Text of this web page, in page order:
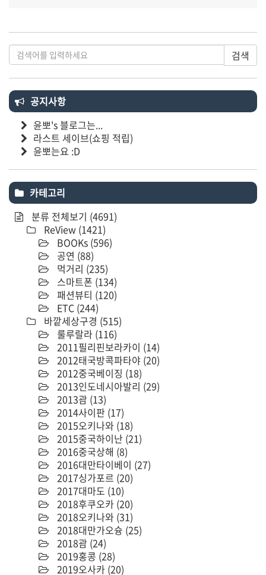
검색
공지사항
윤뽀's 블로그는...
라스트 세이브(쇼핑 적립)
윤뽀는요 :D
카테고리
분류 전체보기 (4691)
ReView (1421)
BOOKs (596)
공연 (88)
먹거리 (235)
스마트폰 (134)
패션뷰티 (120)
ETC (244)
바깥세상구경 (515)
룰루랄라 (116)
2011필리핀보라카이 (14)
2012태국방콕파타야 (20)
2012중국베이징 (18)
2013인도네시아발리 (29)
2013괌 (13)
2014사이판 (17)
2015오키나와 (18)
2015중국하이난 (21)
2016중국상해 (8)
2016대만타이베이 (27)
2017싱가포르 (20)
2017대마도 (10)
2018후쿠오카 (20)
2018오키나와 (31)
2018대만가오슝 (25)
2018괌 (24)
2019홍콩 (28)
2019오사카 (20)